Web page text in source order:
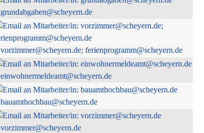
grundabgaben@scheyern.de
vorzimmer@scheyern.de; ferienprogramm@scheyern.de
einwohnermeldeamt@scheyern.de
bauamthochbau@scheyern.de
vorzimmer@scheyern.de